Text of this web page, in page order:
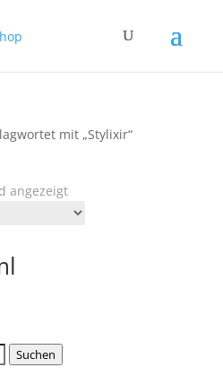
mit „Stylixir“
angezeigt
Suchen